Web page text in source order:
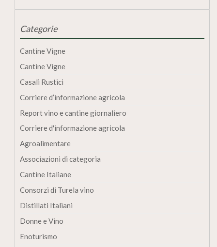
Categorie
Cantine Vigne
Cantine Vigne
Casali Rustici
Corriere d’informazione agricola
Report vino e cantine giornaliero
Corriere d'informazione agricola
Agroalimentare
Associazioni di categoria
Cantine Italiane
Consorzi di Turela vino
Distillati Italiani
Donne e Vino
Enoturismo